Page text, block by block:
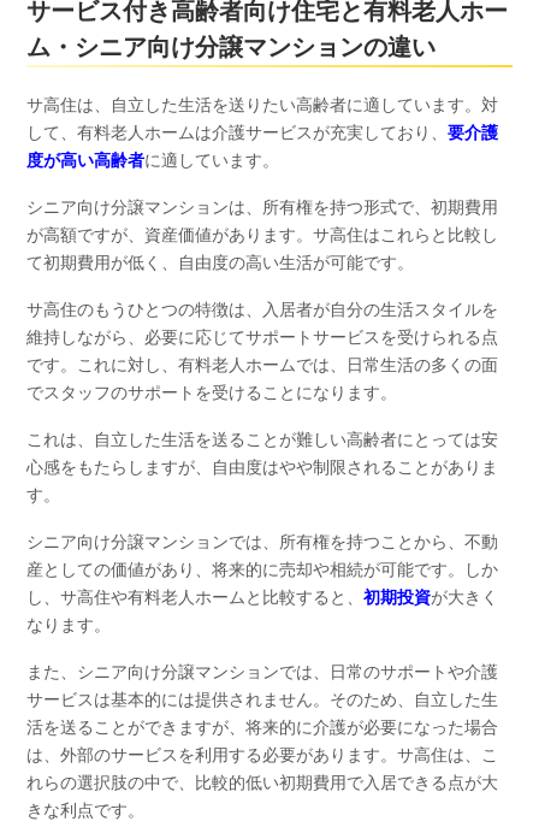
サービス付き高齢者向け住宅と有料老人ホー
ム・シニア向け分譲マンションの違い
サ高住は、自立した生活を送りたい高齢者に適しています。対
して、有料老人ホームは介護サービスが充実しており、 要介護
度が高い高齢者に適しています。
シニア向け分譲マンションは、所有権を持つ形式で、初期費用
が高額ですが、資産価値があります。サ高住はこれらと比較し
て初期費用が低く、自由度の高い生活が可能です。
サ高住のもうひとつの特徴は、入居者が自分の生活スタイルを
維持しながら、必要に応じてサポートサービスを受けられる点
です。これに対し、有料老人ホームでは、日常生活の多くの面
でスタッフのサポートを受けることになります。
これは、自立した生活を送ることが難しい高齢者にとっては安
心感をもたらしますが、自由度はやや制限されることがありま
す。
シニア向け分譲マンションでは、所有権を持つことから、不動
産としての価値があり、将来的に売却や相続が可能です。しか
し、サ高住や有料老人ホームと比較すると、 初期投資が大きく
なります。
また、シニア向け分譲マンションでは、日常のサポートや介護
サービスは基本的には提供されません。そのため、自立した生
活を送ることができますが、将来的に介護が必要になった場合
は、外部のサービスを利用する必要があります。サ高住は、こ
れらの選択肢の中で、比較的低い初期費用で入居できる点が大
きな利点です。